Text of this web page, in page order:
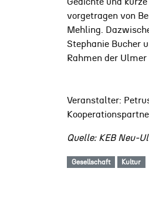
vorgetragen von
Mehling.
Stephanie Bucher
Rahmen der Ulmer
Veranstalter:
Quelle: KEB Neu-
Gesellschaft Kultur